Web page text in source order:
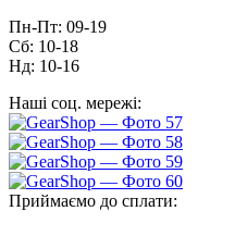
Пн-Пт: 09-19
Сб: 10-18
Нд: 10-16
Наші соц. мережі:
Приймаємо до сплати: